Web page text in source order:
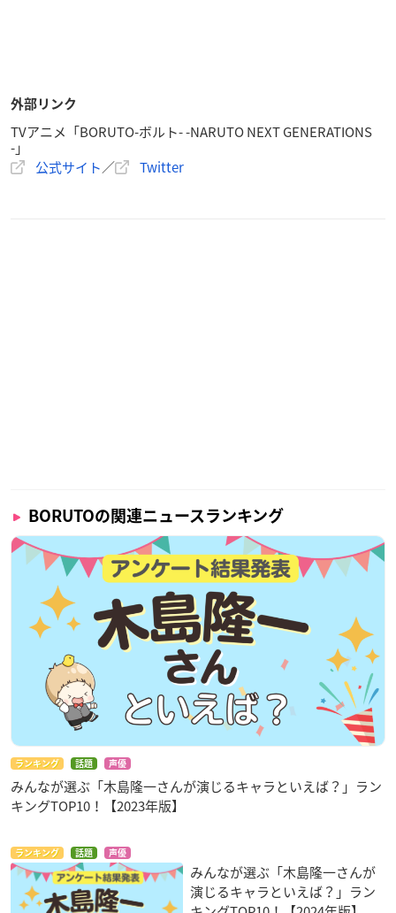
外部リンク
TVアニメ「BORUTO-ボルト- -NARUTO NEXT GENERATIONS
-」
公式サイト／ Twitter
BORUTOの関連ニュースランキング
ランキング 話題 声優
みんなが選ぶ「木島隆一さんが演じるキャラといえば？」ラン
キングTOP10！【2023年版】
ランキング 話題 声優
みんなが選ぶ「木島隆一さんが
演じるキャラといえば？」ラン